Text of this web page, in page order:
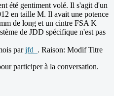
été gentiment volé. Il s'agit d'un
en taille M. Il avait une potence
de long et un cintre FSA K
de JDD spécifique n'est pas
parjfd_ . Raison: Modif Titre
participer à la conversation.